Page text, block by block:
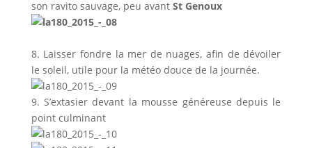
son ravito sauvage, peu avantSt Genoux
8. Laisser fondre la mer de nuages, afin de dévoiler
le soleil, utile pour la météo douce de la journée.
9. S’extasier devant la mousse généreuse depuis le
point culminant